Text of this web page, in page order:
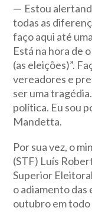
— Estou
todas as
faço aqui até
Está na hora de
(as eleições)”.
vereadores e
ser uma
política. Eu sou
Mandetta.
Por sua vez, o
(STF) Luís
Superior
o adiamento das
outubro em todo